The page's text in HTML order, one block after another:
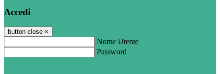
Accedi
button close ×
Nome Utente
Password